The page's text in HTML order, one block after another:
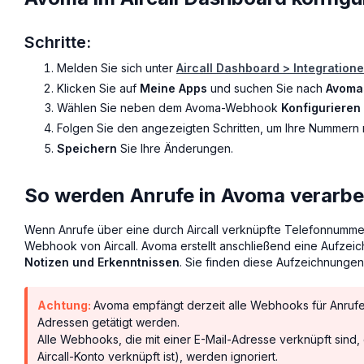
Schritte:
Melden Sie sich unter Aircall Dashboard >
Klicken Sie auf Meine Apps und suchen Sie nach
Wählen Sie neben dem Avoma-Webhook Konfigurieren
Folgen Sie den angezeigten Schritten, um Ihre
Speichern Sie Ihre Änderungen.
So werden Anrufe in Avoma
Wenn Anrufe über eine durch Aircall verknüpfte
Webhook von Aircall. Avoma erstellt anschließend eine
Notizen und Erkenntnissen. Sie finden diese
Achtung: Avoma empfängt derzeit alle Webhooks für
Adressen getätigt werden.
Alle Webhooks, die mit einer E-Mail-Adresse verknüpft
Aircall-Konto verknüpft ist), werden ignoriert.